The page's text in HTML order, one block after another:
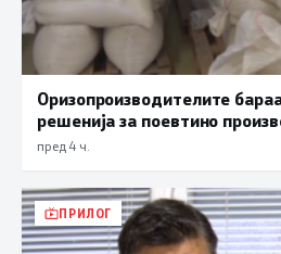
Оризопроизводителите
решенија за поевтино
пред 4 ч.
ПРИЛОГ